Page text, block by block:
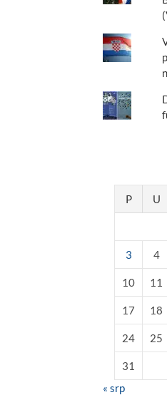
P U
3 4
10 11
17 18
24 25
31
« srp